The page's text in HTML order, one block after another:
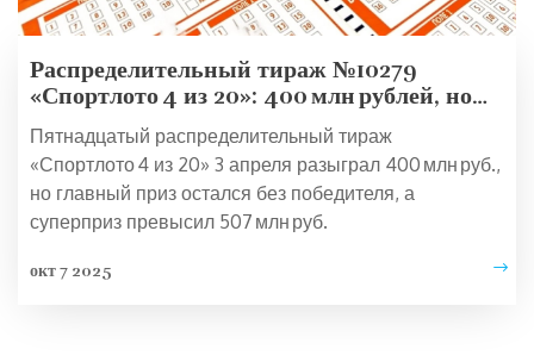
Распределительный тираж №10279
«Спортлото 4 из 20»: 400 млн рублей, но
главный приз не разыгран
Пятнадцатый распределительный тираж
«Спортлото 4 из 20» 3 апреля разыграл 400 млн руб.,
но главный приз остался без победителя, а
суперприз превысил 507 млн руб.
окт 7 2025